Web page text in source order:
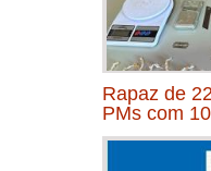
Rapaz de
PMs com